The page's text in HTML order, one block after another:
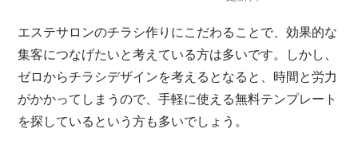
エステサロンのチラシ作りにこだわることで、効果的な
集客につなげたいと考えている方は多いです。しかし、
ゼロからチラシデザインを考えるとなると、時間と労力
がかかってしまうので、手軽に使える無料テンプレート
を探しているという方も多いでしょう。